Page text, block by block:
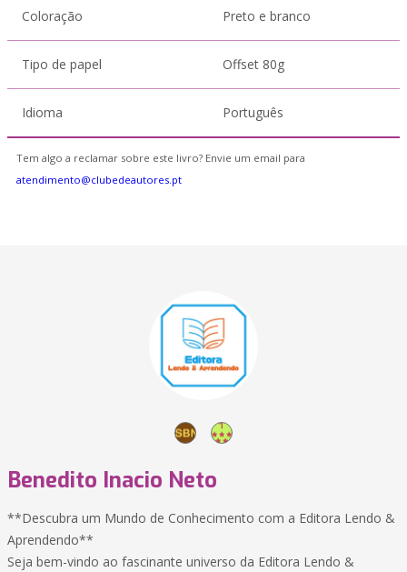
Coloração Preto e branco
Tipo de papel Offset 80g
Idioma Português
Tem algo a reclamar sobre este livro? Envie um email para
atendimento@clubedeautores.pt
Benedito Inacio Neto
**Descubra um Mundo de Conhecimento com a Editora Lendo &
Aprendendo**
Seja bem-vindo ao fascinante universo da Editora Lendo &